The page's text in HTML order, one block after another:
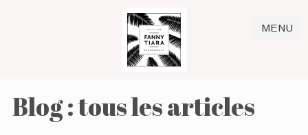
MENU
Blog : tous les articles